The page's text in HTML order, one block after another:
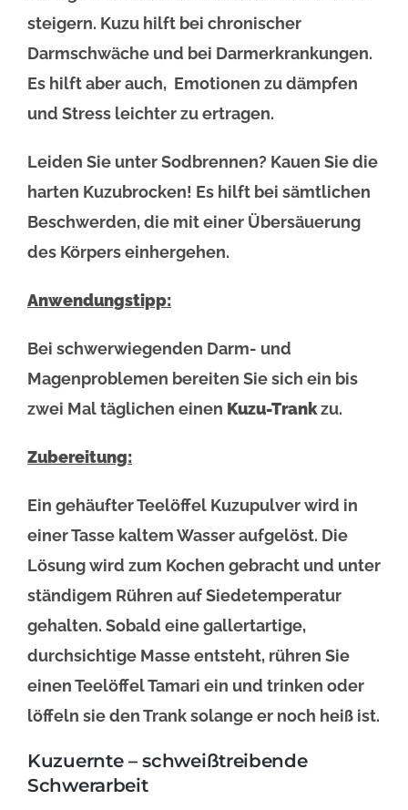
steigern. Kuzu hilft bei chronischer
Darmschwäche und bei Darmerkrankungen.
Es hilft aber auch, Emotionen zu dämpfen
und Stress leichter zu ertragen.
Leiden Sie unter Sodbrennen? Kauen Sie die
harten Kuzubrocken! Es hilft bei sämtlichen
Beschwerden, die mit einer Übersäuerung
des Körpers einhergehen.
Anwendungstipp:
Bei schwerwiegenden Darm- und
Magenproblemen bereiten Sie sich ein bis
zwei Mal täglichen einen Kuzu-Trankzu.
Zubereitung:
Ein gehäufter Teelöffel Kuzupulver wird in
einer Tasse kaltem Wasser aufgelöst. Die
Lösung wird zum Kochen gebracht und unter
ständigem Rühren auf Siedetemperatur
gehalten. Sobald eine gallertartige,
durchsichtige Masse entsteht, rühren Sie
einen Teelöffel Tamari ein und trinken oder
löffeln sie den Trank solange er noch heiß ist.
Kuzuernte – schweißtreibende
Schwerarbeit